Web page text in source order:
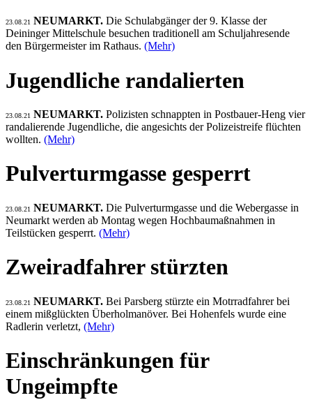
23.08.21 NEUMARKT. Die Schulabgänger der 9. Klasse der
Deininger Mittelschule besuchen traditionell am Schuljahresende
den Bürgermeister im Rathaus. (Mehr)
Jugendliche randalierten
23.08.21 NEUMARKT. Polizisten schnappten in Postbauer-Heng vier
randalierende Jugendliche, die angesichts der Polizeistreife flüchten
wollten. (Mehr)
Pulverturmgasse gesperrt
23.08.21 NEUMARKT. Die Pulverturmgasse und die Webergasse in
Neumarkt werden ab Montag wegen Hochbaumaßnahmen in
Teilstücken gesperrt. (Mehr)
Zweiradfahrer stürzten
23.08.21 NEUMARKT. Bei Parsberg stürzte ein Motrradfahrer bei
einem mißglückten Überholmanöver. Bei Hohenfels wurde eine
Radlerin verletzt, (Mehr)
Einschränkungen für
Ungeimpfte